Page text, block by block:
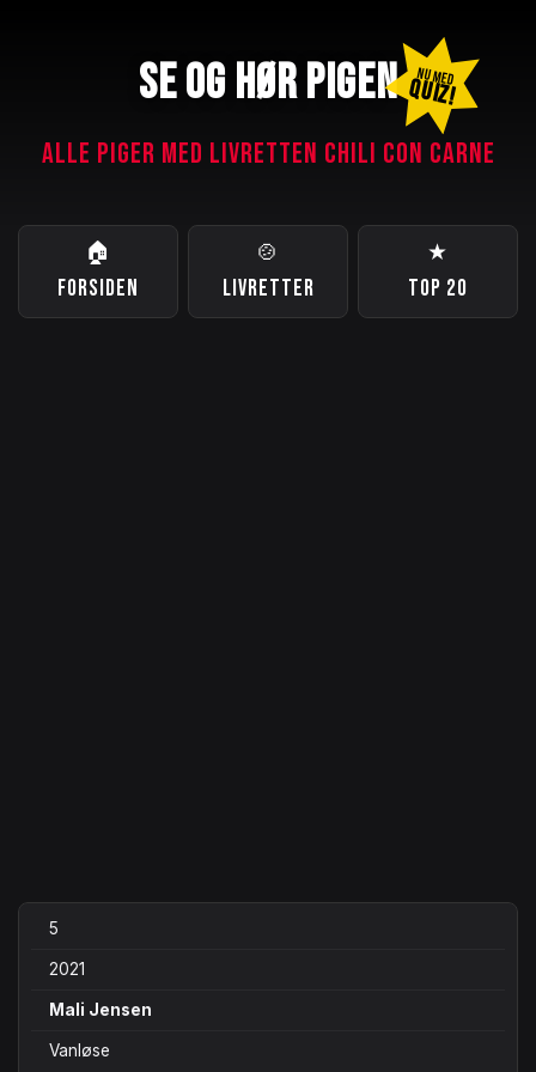
SE OG HØR PIGEN NU MED
QUIZ!
ALLE PIGER MED LIVRETTEN CHILI CON CARNE
🏠
FORSIDEN
🍲
LIVRETTER
★
TOP 20
5
2021
Mali Jensen
Vanløse